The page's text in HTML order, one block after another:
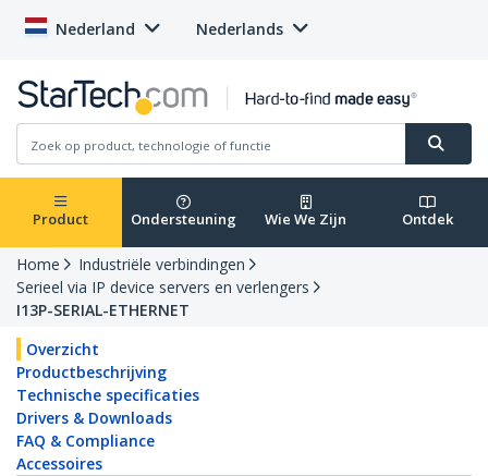
Nederland Nederlands
Product Ondersteuning Wie We Zijn Ontdek
Home
Industriële verbindingen
Serieel via IP device servers en verlengers
I13P-SERIAL-ETHERNET
Overzicht
Productbeschrijving
Technische specificaties
Drivers & Downloads
FAQ & Compliance
Accessoires